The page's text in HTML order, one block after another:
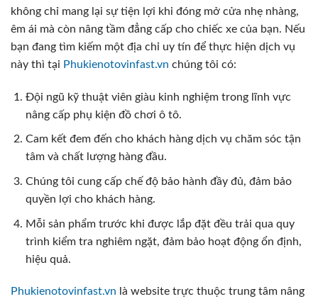
không chỉ mang lại sự tiện lợi khi đóng mở cửa nhẹ nhàng,
êm ái mà còn nâng tầm đẳng cấp cho chiếc xe của bạn. Nếu
bạn đang tìm kiếm một địa chỉ uy tín để thực hiện dịch vụ
này thì tại Phukienotovinfast.vn chúng tôi có:
Đội ngũ kỹ thuật viên giàu kinh nghiệm trong lĩnh vực
nâng cấp phụ kiện đồ chơi ô tô.
Cam kết đem đến cho khách hàng dịch vụ chăm sóc tận
tâm và chất lượng hàng đầu.
Chúng tôi cung cấp chế độ bảo hành đầy đủ, đảm bảo
quyền lợi cho khách hàng.
Mỗi sản phẩm trước khi được lắp đặt đều trải qua quy
trình kiểm tra nghiêm ngặt, đảm bảo hoạt động ổn định,
hiệu quả.
Phukienotovinfast.vn là website trực thuộc trung tâm nâng